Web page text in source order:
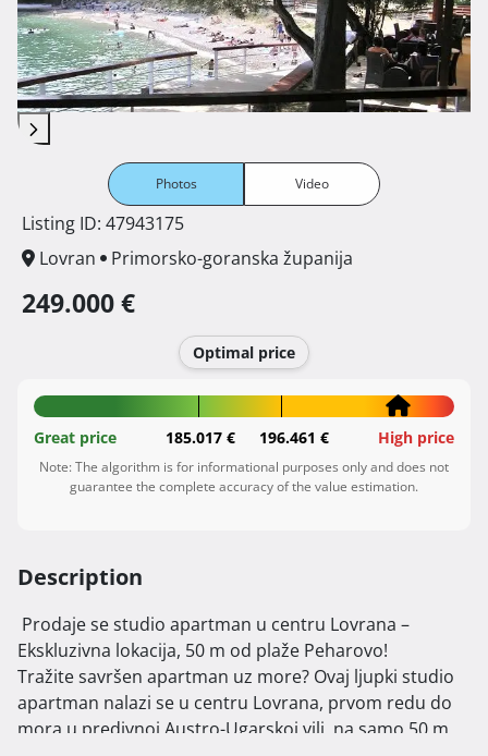
Photos Video
Listing ID: 47943175
Lovran
Primorsko-goranska županija
249.000 €
Optimal price
Great price 185.017 € 196.461 € High price
Note: The algorithm is for informational purposes only and does not
guarantee the complete accuracy of the value estimation.
Description
Ekskluzivna lokacija, 50 m od plaže Peharovo!
Tražite savršen apartman uz more? Ovaj ljupki studio
apartman nalazi se u centru Lovrana, prvom redu do
mora u predivnoj Austro-Ugarskoj vili, na samo 50 m